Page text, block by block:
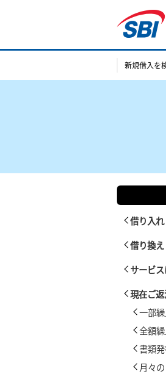
新規借入を
借り入れ
借り換え
サービ
現在ご
一部
全額
書類
月々